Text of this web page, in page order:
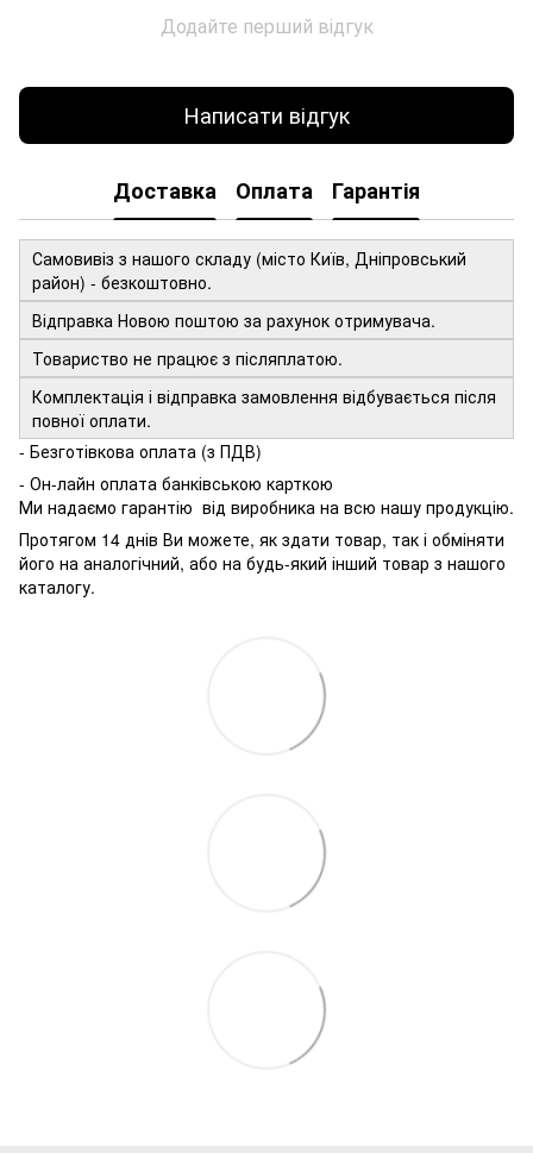
Додайте перший відгук
Написати відгук
Доставка Оплата Гарантія
Самовивіз з нашого складу (місто Київ, Дніпровський
район) - безкоштовно.
Відправка Новою поштою за рахунок отримувача.
Товариство не працює з післяплатою.
Комплектація і відправка замовлення відбувається після
повної оплати.
- Безготівкова оплата (з ПДВ)
- Он-лайн оплата банківською карткою
Ми надаємо гарантію від виробника на всю нашу продукцію.
Протягом 14 днів Ви можете, як здати товар, так і обміняти
його на аналогічний, або на будь-який інший товар з нашого
каталогу.